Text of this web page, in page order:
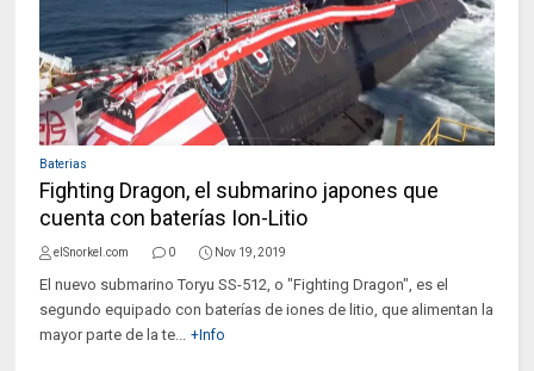
Baterias
Fighting Dragon, el submarino japones que
cuenta con baterías Ion-Litio
elSnorkel.com 0 Nov 19, 2019
El nuevo submarino Toryu SS-512, o "Fighting Dragon", es el
segundo equipado con baterías de iones de litio, que alimentan la
mayor parte de la te... +Info